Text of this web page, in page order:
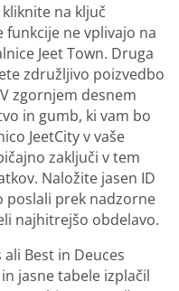
na ključ
ne vplivajo na
Jeet Town. Druga
združljivo poizvedbo
zgornjem desnem
in gumb, ki vam bo
JeetCity v vaše
zaključi v tem
Naložite jasen ID
poslali prek nadzorne
najhitrejšo obdelavo.
Best in Deuces
jasne tabele izplačil